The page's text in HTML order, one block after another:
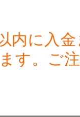
内に入
す。ご